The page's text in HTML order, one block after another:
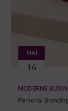
MAI
16
MODERNE
Personal